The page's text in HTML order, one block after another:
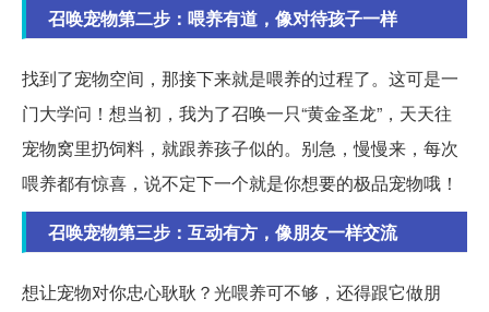
召唤宠物第二步：喂养有道，像对待孩子一样
找到了宠物空间，那接下来就是喂养的过程了。这可是一
门大学问！想当初，我为了召唤一只“黄金圣龙”，天天往
宠物窝里扔饲料，就跟养孩子似的。别急，慢慢来，每次
喂养都有惊喜，说不定下一个就是你想要的极品宠物哦！
召唤宠物第三步：互动有方，像朋友一样交流
想让宠物对你忠心耿耿？光喂养可不够，还得跟它做朋